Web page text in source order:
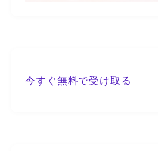
今すぐ無料で受け取る